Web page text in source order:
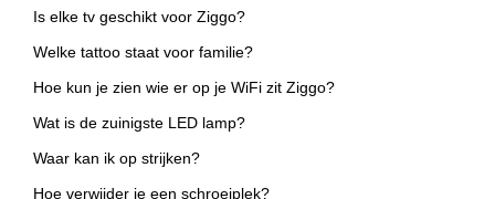
Is elke tv geschikt voor Ziggo?
Welke tattoo staat voor familie?
Hoe kun je zien wie er op je WiFi zit Ziggo?
Wat is de zuinigste LED lamp?
Waar kan ik op strijken?
Hoe verwijder je een schroeiplek?